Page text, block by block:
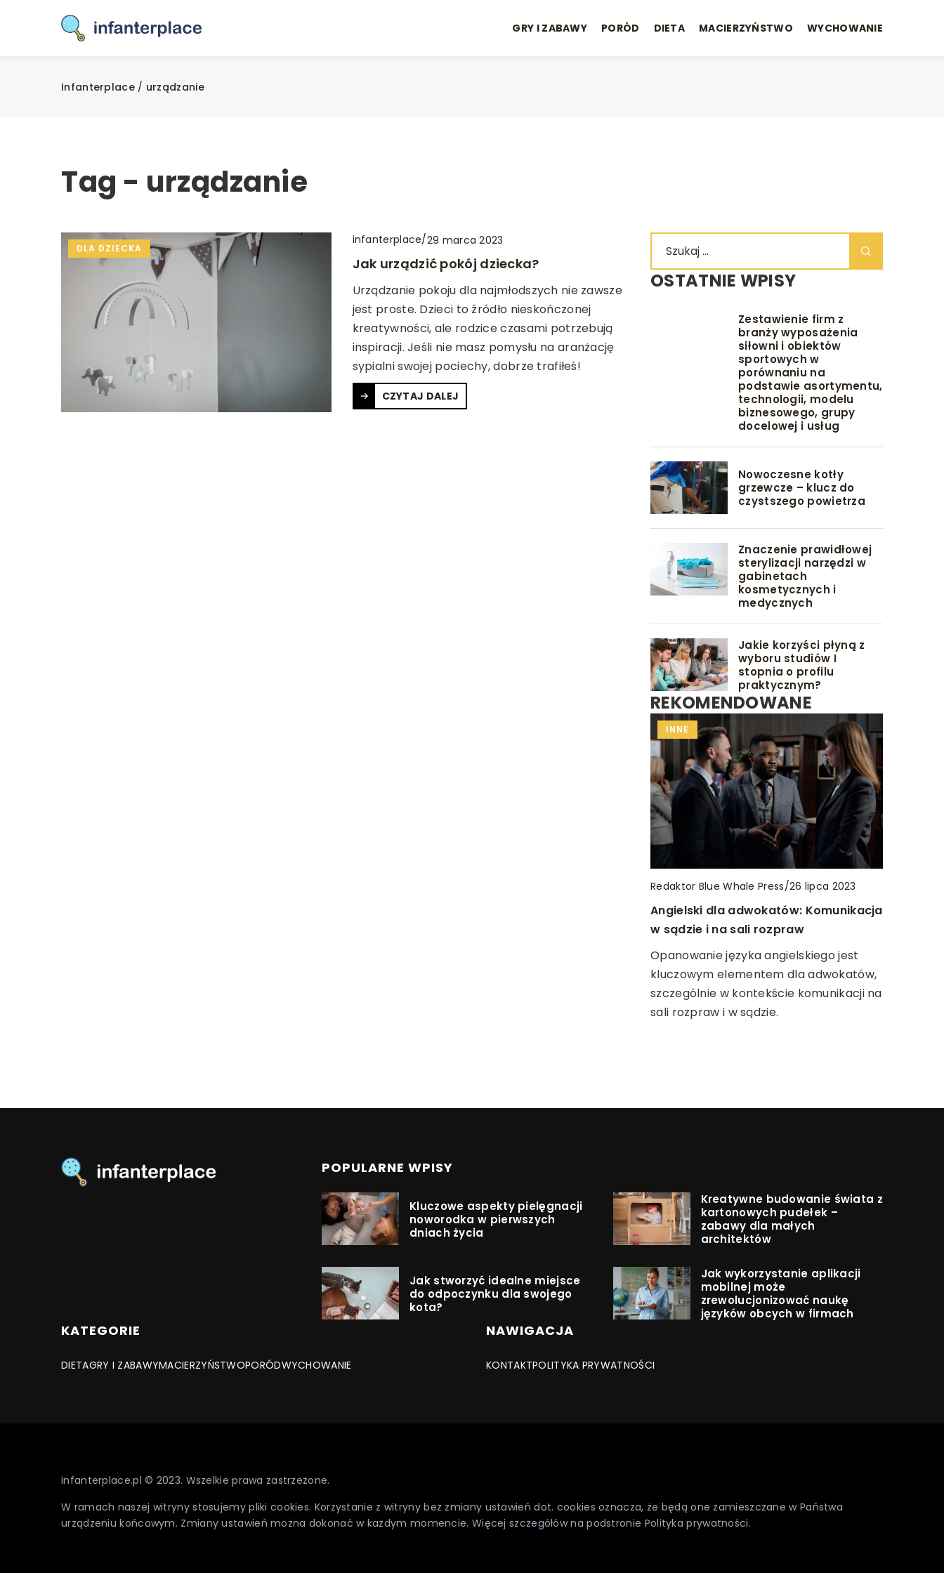
GRY I ZABAWY PORÓD DIETA MACIERZYŃSTWO WYCHOWANIE
Infanterplace/ urządzanie
Tag - urządzanie
DLA DZIECKA
infanterplace/29 marca 2023
Jak urządzić pokój dziecka?
Urządzanie pokoju dla najmłodszych nie zawsze
jest proste. Dzieci to źródło nieskończonej
kreatywności, ale rodzice czasami potrzebują
inspiracji. Jeśli nie masz pomysłu na aranżację
sypialni swojej pociechy, dobrze trafiłeś!
CZYTAJ DALEJ
OSTATNIE WPISY
Zestawienie firm z
branży wyposażenia
siłowni i obiektów
sportowych w
porównaniu na
podstawie asortymentu,
technologii, modelu
biznesowego, grupy
docelowej i usług
Nowoczesne kotły
grzewcze – klucz do
czystszego powietrza
Znaczenie prawidłowej
sterylizacji narzędzi w
gabinetach
kosmetycznych i
medycznych
Jakie korzyści płyną z
wyboru studiów I
stopnia o profilu
praktycznym?
REKOMENDOWANE
INNE
Redaktor Blue Whale Press/3 lipca 2025
Jak wybrać idealny smak e-papierosa
dla siebie?
Odkryj, jak dopasować smak e-
papierosa do swoich preferencji.
Dowiedz się, na co zwrócić uwagę, aby
cieszyć się idealnym aromatem i
INNE
Redaktor Blue Whale Press/26 lipca 2023
Angielski dla adwokatów: Komunikacja
w sądzie i na sali rozpraw
Opanowanie języka angielskiego jest
kluczowym elementem dla adwokatów,
szczególnie w kontekście komunikacji na
sali rozpraw i w sądzie.
INNE
Redaktor Blue Whale Press/5 kwietnia 2026
Stylowe i funkcjonalne hokery do
nowoczesnych wnętrz
Odkryj, jak hokery mogą stać się
idealnym dopełnieniem nowoczesnych
wnętrz. Dowiedz się, jak łączyć styl i
funkcjonalność, by stworzyć harmonijną
POPULARNE WPISY
Kluczowe aspekty pielęgnacji
noworodka w pierwszych
dniach życia
Kreatywne budowanie świata z
kartonowych pudełek –
zabawy dla małych
architektów
Jak stworzyć idealne miejsce
do odpoczynku dla swojego
kota?
Jak wykorzystanie aplikacji
mobilnej może
zrewolucjonizować naukę
języków obcych w firmach
KATEGORIE
DIETAGRY I ZABAWYMACIERZYŃSTWOPORÓDWYCHOWANIE
NAWIGACJA
KONTAKTPOLITYKA PRYWATNOŚCI
infanterplace.pl © 2023. Wszelkie prawa zastrzeżone.
W ramach naszej witryny stosujemy pliki cookies. Korzystanie z witryny bez zmiany ustawień dot. cookies oznacza, że będą one zamieszczane w Państwa
urządzeniu końcowym. Zmiany ustawień można dokonać w każdym momencie. Więcej szczegółów na podstronie Polityka prywatności.